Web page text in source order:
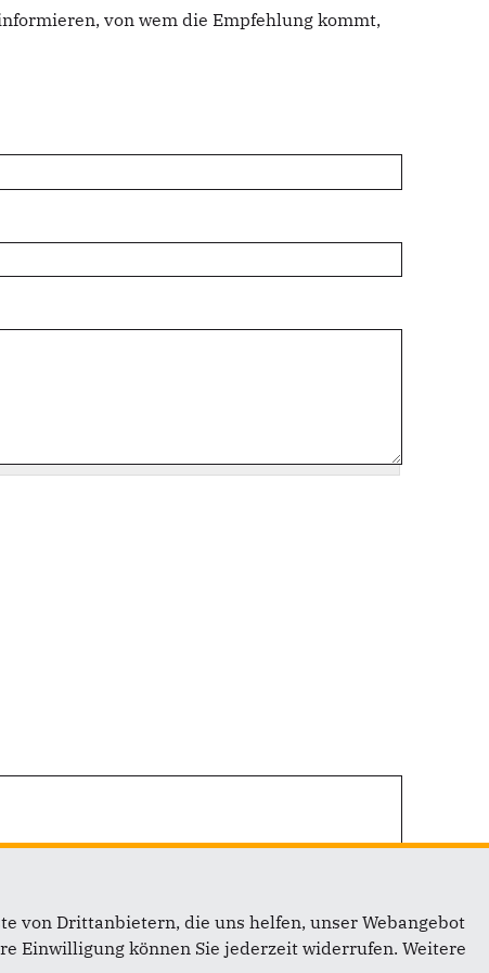
von wem die Empfehlung kommt,
von Drittanbietern, die uns helfen, unser Webangebot
Einwilligung können Sie jederzeit widerrufen. Weitere